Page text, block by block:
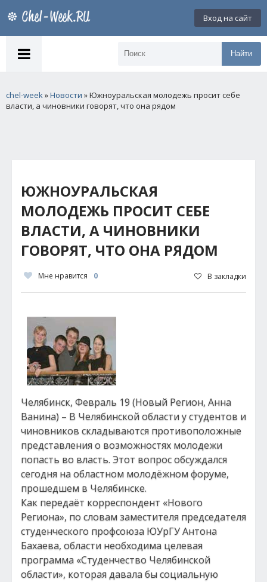
Вход на сайт
Найти
chel-week»Новости » Южноуральская молодежь просит себе
власти, а чиновники говорят, что она рядом
ЮЖНОУРАЛЬСКАЯ
МОЛОДЕЖЬ ПРОСИТ СЕБЕ
ВЛАСТИ, А ЧИНОВНИКИ
ГОВОРЯТ, ЧТО ОНА РЯДОМ
Мне нравится 0 В закладки
Челябинск, Февраль 19 (Новый Регион, Анна
Ванина) – В Челябинской области у студентов и
чиновников складываются противоположные
представления о возможностях молодежи
попасть во власть. Этот вопрос обсуждался
сегодня на областном молодёжном форуме,
прошедшем в Челябинске.
Как передаёт корреспондент «Нового
Региона», по словам заместителя председателя
студенческого профсоюза ЮУрГУ Антона
Бахаева, области необходима целевая
программа «Студенчество Челябинской
области», которая давала бы социальную